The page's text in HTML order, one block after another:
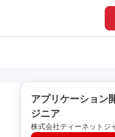
アプリケーション
ジニア
株式会社ティーネットジ